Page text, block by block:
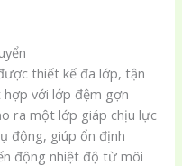
thiết kế đa lớp, tận
với lớp đệm gợn
ra một lớp giáp chịu lực
động, giúp ổn định
động nhiệt độ từ môi